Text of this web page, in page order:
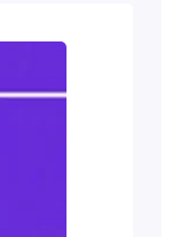
La
au